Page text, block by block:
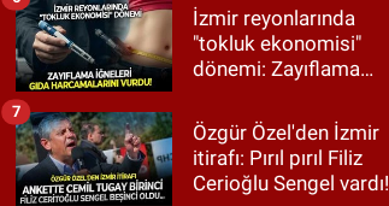
İzmir reyonlarında
"tokluk ekonomisi"
dönemi: Zayıflama
harcamalarını vurdu!
Özgür Özel'den İzmir
itirafı: Pırıl pırıl Filiz
Cerioğlu Sengel vardı!
7